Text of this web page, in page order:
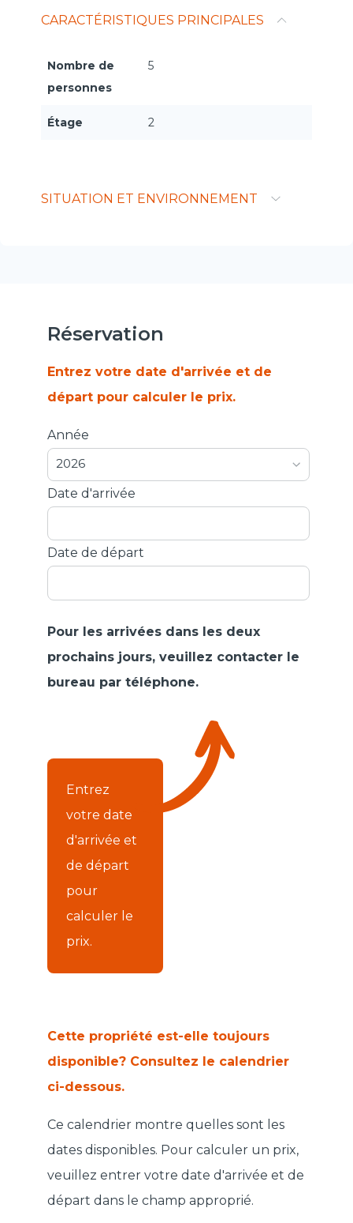
CARACTÉRISTIQUES PRINCIPALES
Nombre de
personnes
5
Étage 2
SITUATION ET ENVIRONNEMENT
Réservation
Entrez votre date d'arrivée et de
départ pour calculer le prix.
Année
2026
Date d'arrivée
Date de départ
Pour les arrivées dans les deux
prochains jours, veuillez contacter le
bureau par téléphone.
Entrez
votre date
d'arrivée et
de départ
pour
calculer le
prix.
Cette propriété est-elle toujours
disponible? Consultez le calendrier
ci-dessous.
Ce calendrier montre quelles sont les
dates disponibles. Pour calculer un prix,
veuillez entrer votre date d'arrivée et de
départ dans le champ approprié.